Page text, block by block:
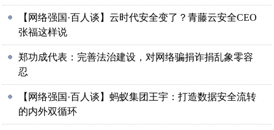
【网络强国·百人谈】云时代安全变了？青藤云安全CEO
张福这样说
郑功成代表：完善法治建设，对网络骗捐诈捐乱象零容
忍
【网络强国·百人谈】蚂蚁集团王宇：打造数据安全流转
的内外双循环